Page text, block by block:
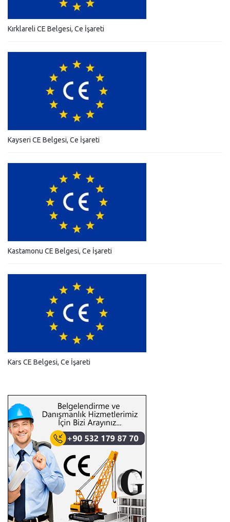
Kırklareli CE Belgesi, Ce İşareti
Kayseri CE Belgesi, Ce İşareti
Kastamonu CE Belgesi, Ce İşareti
Kars CE Belgesi, Ce İşareti